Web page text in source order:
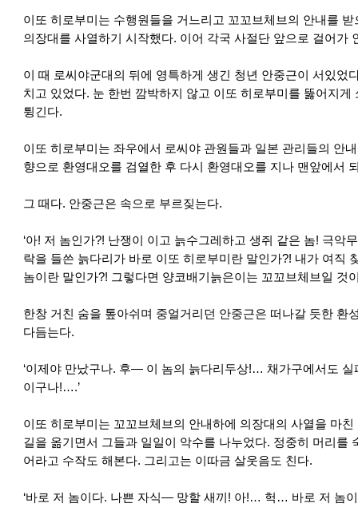
이또 히로부미는 수행원들을 거느리고 꼬꼬브체브의 안내를
의장대를 사열하기 시작했다. 이어 각국 사절단 앞으로 걸어가
이 때 로씨야군대의 뒤에 영특하게 생긴 청년 안중근이 서있었
치고 있었다. 눈 한번 깜박하지 않고 이또 히로부미를 뚫어지
튕긴다.
이또 히로부미는 좌우에서 로씨야 관원들과 일본 관리들의 안
향으로 환영대오를 검열한 후 다시 환영대오를 지나 맨앞에서
그 때다. 안중근은 속으로 부르짖는다.
‘아! 저 놈인가?! 난쟁이 이고 늙수그레하고 생쥐 같은 놈! 극악
락을 들쓴 늙다리가 바로 이또 히로부미란 말인가?! 내가 여직
놈이란 말인가?! 그렇다면 양코배기늙은이는 꼬꼬브체브일 것
한창 거친 숨을 톺아쉬며 중얼거리던 안중근은 떠나갈 듯한 환
다듬는다.
‘이제야 만났구나. 후― 이 놈의 늙다리두상!… 채가구에서도
이구나!….’
이또 히로부미는 꼬꼬브체브의 안내하에 의장대의 사열을 마
길을 옮기면서 그들과 일일이 악수를 나누었다. 정중히 머리를
어라고 수작도 해본다. 그리고는 이따금 살웃음도 친다.
‘바로 저 놈이다. 나쁜 자식― 망할 새끼! 아!… 헉… 바로 저 놈